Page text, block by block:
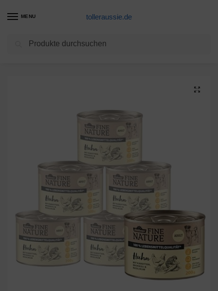
MENU tolleraussie.de
Hundenassfutter Produkte /